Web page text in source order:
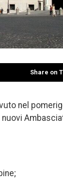
Share on
nel